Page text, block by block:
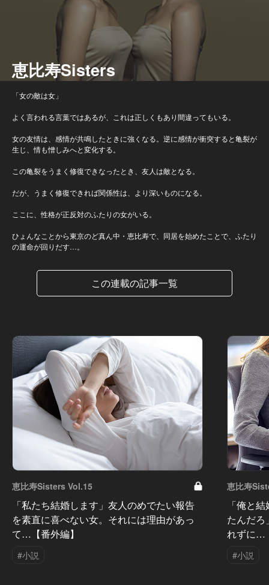
恵比寿Sisters
「女の敵は女」
よく言われる言葉ではあるが、これは正しくもあり間違ってもいる。
女の友情は、感情が共鳴したときに強くなる。逆に感情が衝突すると亀裂が
生じ、情も憎しみへと変化する。
この亀裂をうまく修復できなったとき、友人は敵となる。
だが、うまく修復できれば関係性は、より深いものになる。
ここに、性格が正反対のふたりの女がいる。
ひょんなことから東京のど真ん中・恵比寿で、同居を始めたことで、ふたり
の運命が回りだす…。
この連載の記事一覧
恵比寿Sisters Vol.15
「私たち結婚します」友人のめでたい報告
を素直に喜べない女。それには理由があっ
て…【番外編】
#小説
恵比寿
「俺と
たんだ
れずに…
#小説